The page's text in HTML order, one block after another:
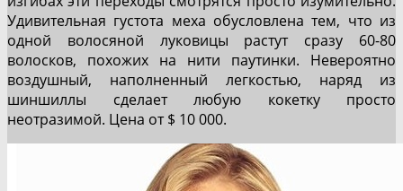
Удивительная густота меха обусловлена тем, что из
одной волосяной луковицы растут сразу 60-80
волосков, похожих на нити паутинки. Невероятно
воздушный, наполненный легкостью, наряд из
шиншиллы сделает любую кокетку просто
неотразимой. Цена от $ 10 000.